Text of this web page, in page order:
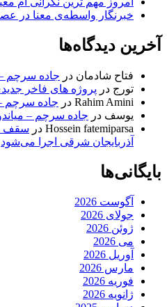
خبرنگار واسطه‌ی معنا در
آخرین دیدگاه‌ها
فتاح شادمان در جاده سرچم –
تورج در پروژه های فاخر
Rahim Amini در جاده سرچم
یوسف در جاده سرچم –
Hossein fatemiparsa در
آذربایجان شرقی اجرا می‌شود
بایگانی‌ها
آگوست 2026
جولای 2026
ژوئن 2026
می 2026
آوریل 2026
مارس 2026
فوریه 2026
ژانویه 2026